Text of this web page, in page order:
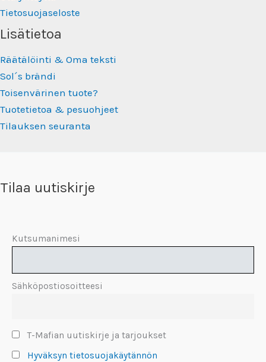
Tietosuojaseloste
Lisätietoa
Räätälöinti & Oma teksti
Sol´s brändi
Toisenvärinen tuote?
Tuotetietoa & pesuohjeet
Tilauksen seuranta
Tilaa uutiskirje
Kutsumanimesi
Sähköpostiosoitteesi
T-Mafian uutiskirje ja tarjoukset
Hyväksyn tietosuojakäytännön